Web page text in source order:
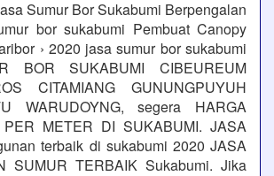
Sumur Bor Sukabumi Berpengalan
bor sukabumi Pembuat Canopy
› 2020 jasa sumur bor sukabumi
BOR SUKABUMI CIBEUREUM
CITAMIANG GUNUNGPUYUH
WARUDOYNG, segera HARGA
METER DI SUKABUMI. JASA
terbaik di sukabumi 2020 JASA
SUMUR TERBAIK Sukabumi. Jika